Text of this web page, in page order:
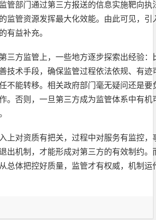
管部门通过第三方报送的信息实施靶向
监管资源发挥最大化效能。由此可见，
有益补充。
三方监管上，一些地方逐步探索出经验
技术手段，确保监管过程依法依规、有
不能转移。相关政府部门毫无疑问还是
。否则，一旦第三方成为监管体系中有
上对资质有把关，过程中对服务有监控
出机制，才能形成对第三方的有效制约
总体把控好质量，监管才有权威，机制运